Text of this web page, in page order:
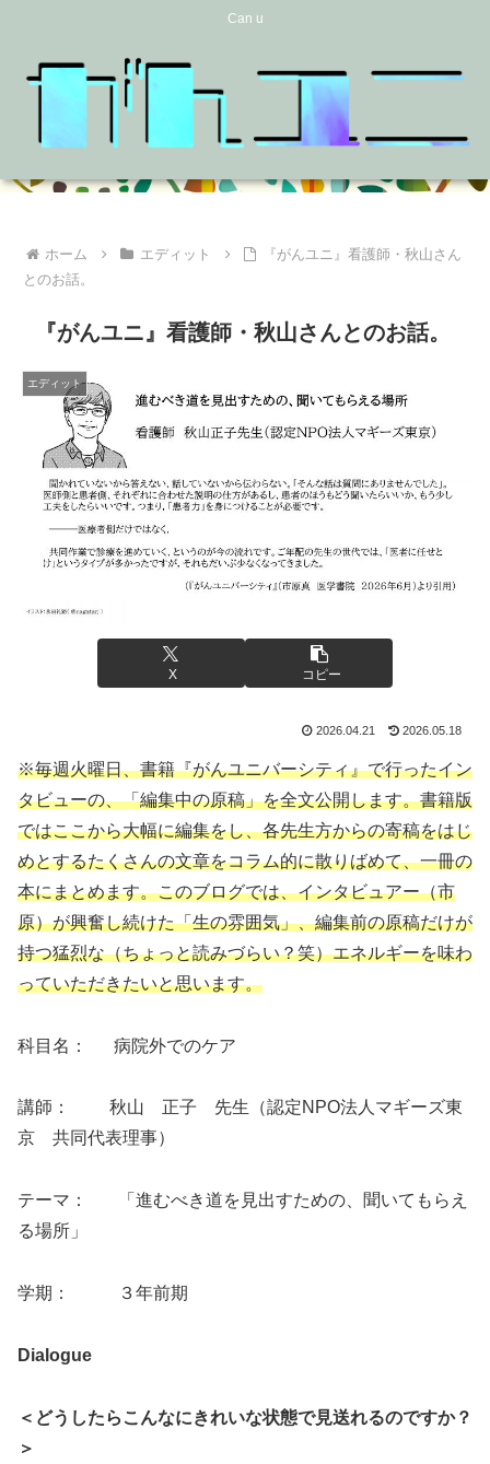
Can u
ホーム エディット
『がんユニ』看護師・秋山さん
とのお話。
『がんユニ』看護師・秋山さんとのお話。
エディット
X コピー
2026.04.21 2026.05.18
※毎週火曜日、書籍『がんユニバーシティ』で行ったイン
タビューの、「編集中の原稿」を全文公開します。書籍版
ではここから大幅に編集をし、各先生方からの寄稿をはじ
めとするたくさんの文章をコラム的に散りばめて、一冊の
本にまとめます。このブログでは、インタビュアー（市
原）が興奮し続けた「生の雰囲気」、編集前の原稿だけが
持つ猛烈な（ちょっと読みづらい？笑）エネルギーを味わ
っていただきたいと思います。
科目名： 病院外でのケア
講師： 秋山 正子 先生（認定NPO法人マギーズ東
京 共同代表理事）
テーマ： 「進むべき道を見出すための、聞いてもらえ
る場所」
学期： ３年前期
Dialogue
＜どうしたらこんなにきれいな状態で見送れるのですか？
＞